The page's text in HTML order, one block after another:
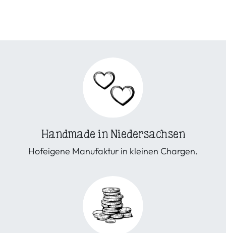
Handmade in Niedersachsen
Hofeigene Manufaktur in kleinen Chargen.